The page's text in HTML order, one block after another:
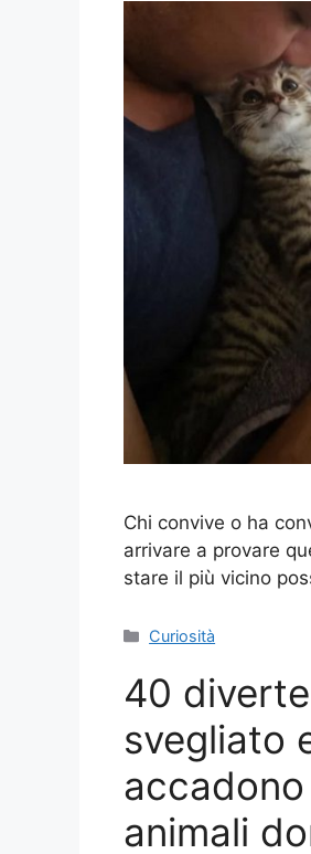
Chi convive o ha
arrivare a provare
stare il più vicino
Categorie
Curiosità
40
svegliato
animali